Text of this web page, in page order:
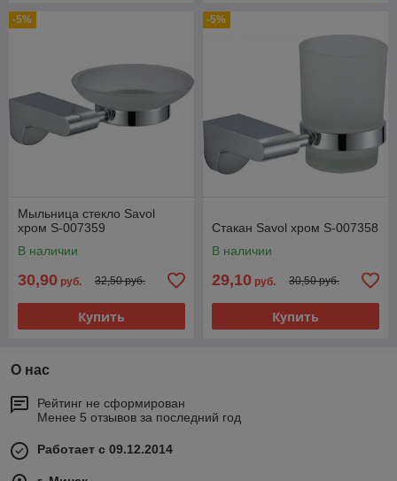
-5%
Мыльница стекло Savol
хром S-007359
В наличии
30,90 руб. 32,50 руб.
Купить
-5%
Стакан Savol хром S-007358
В наличии
29,10 руб. 30,50 руб.
Купить
О нас
Рейтинг не сформирован
Менее 5 отзывов за последний год
Работает с 09.12.2014